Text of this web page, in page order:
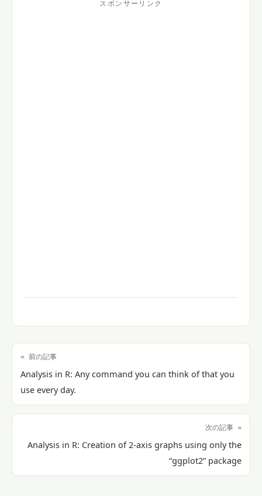
スポンサーリンク
« 前の記事
Analysis in R: Any command you can think of that you
use every day.
次の記事 »
Analysis in R: Creation of 2-axis graphs using only the
“ggplot2” package